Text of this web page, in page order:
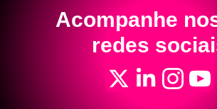
Acompanhe
redes